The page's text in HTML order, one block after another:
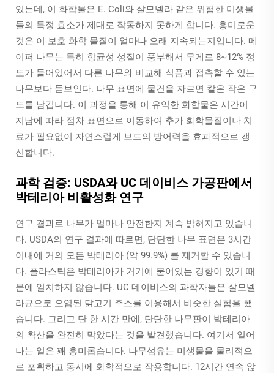
있는데, 이 화합물은 E. Coli와 살모넬라 같은 위험한 미생물
들의 특정 효소가 제대로 작동하지 못하게 합니다. 흥미로운
것은 이 보호 화학 물질이 얼마나 오래 지속되는지입니다. 메
이퍼 나무는 특히 항균성 성질이 풍부해서 무게로 8~12% 정
도가 들어있어서 다른 나무와 비교해 식품과 접촉할 수 있는
나무보다 돋보인다. 나무 표면에 물건을 자르면 칼은 작은 구
도를 남깁니다. 이 과정을 통해 이 유익한 화합물은 시간이
지남에 따라 점차 표면으로 이동하여 추가 화학물질이나 치
료가 필요없이 자연스럽게 보드의 방어력을 효과적으로 갱
신합니다.
과학 검증: USDA와 UC 데이비스 가공판에서
박테리아 비활성화 연구
연구 결과로 나무가 얼마나 안전한지 계속 밝혀지고 있습니
다. USDA의 연구 결과에 따르면, 단단한 나무 표면은 3시간
이내에 거의 모든 박테리아 (약 99.9%) 를 제거할 수 있습니
다. 플라스틱은 박테리아가 거기에 붙어있는 경향이 있기 때
문에 일치하지 않습니다. UC 데이비스의 과학자들은 살모넬
라균으로 오염된 닭고기 주스를 이용해서 비슷한 실험을 했
습니다. 그리고 단 한 시간 만에, 단단한 나무판이 박테리아
의 확산을 완전히 막았다는 것을 발견했습니다. 여기서 일어
나는 일은 꽤 흥미롭습니다. 나무섬유는 미생물을 물리적으
로 포획하고 동시에 화학적으로 작용합니다. 12시간 연속 앉